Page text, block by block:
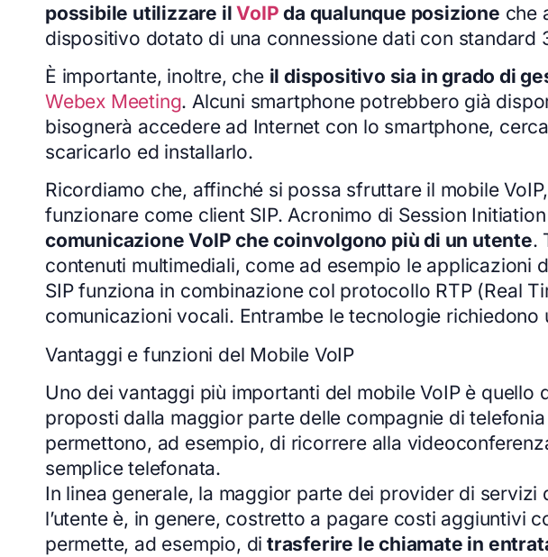
possibile utilizzare ilVoIP da qualunque posizione che
dispositivo dotato di una connessione dati con standard
È importante, inoltre, che il dispositivo sia in grado di
Webex Meeting. Alcuni smartphone potrebbero già
bisognerà accedere ad Internet con lo smartphone,
scaricarlo ed installarlo.
Ricordiamo che, affinché si possa sfruttare il mobile
funzionare come client SIP. Acronimo di Session
comunicazione VoIP che coinvolgono più di un utente.
contenuti multimediali, come ad esempio le applicazioni
SIP funziona in combinazione col protocollo RTP (Real
comunicazioni vocali. Entrambe le tecnologie richiedono
Vantaggi e funzioni del Mobile VoIP
Uno dei vantaggi più importanti del mobile VoIP è quello
proposti dalla maggior parte delle compagnie di
permettono, ad esempio, di ricorrere alla
semplice telefonata.
In linea generale, la maggior parte dei provider di servizi
l’utente è, in genere, costretto a pagare costi aggiuntivi
permette, ad esempio, di trasferire le chiamate in